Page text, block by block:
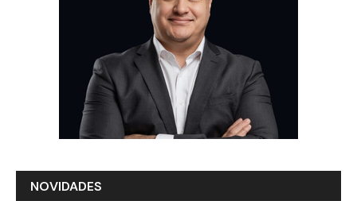
NOVIDADES